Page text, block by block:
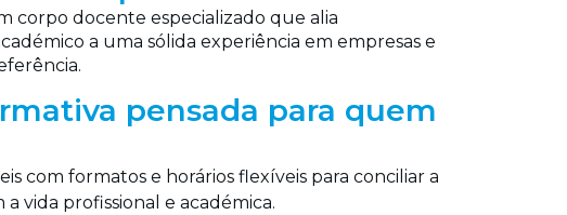
corpo docente especializado que alia
a uma sólida experiência em empresas e
pensada para quem
com formatos e horários flexíveis para conciliar a
a vida profissional e académica.